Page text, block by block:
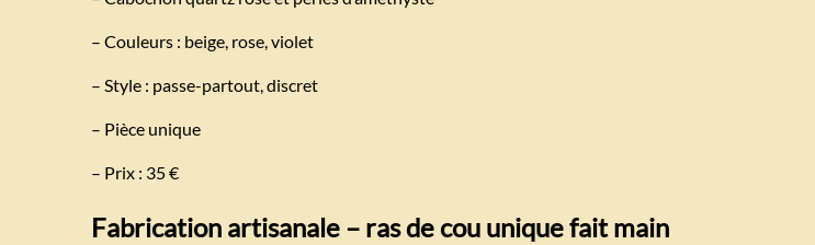
– Couleurs : beige, rose, violet
– Style : passe-partout, discret
– Pièce unique
– Prix : 35 €
Fabrication artisanale – ras de cou unique fait main